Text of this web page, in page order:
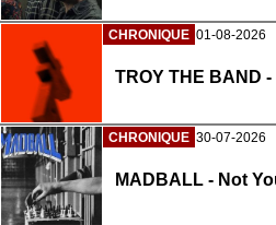
CHRONIQUE 01-08-2026
TROY THE BAND -
CHRONIQUE 30-07-2026
MADBALL - Not